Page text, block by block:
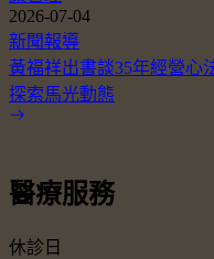
2026-07-04
新聞報導
黃福祥出書談35年經營心
探索馬光動態
醫療服務
休診日